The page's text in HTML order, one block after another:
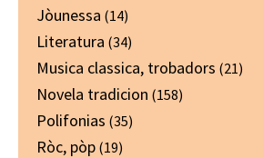
Jòunessa (14)
Literatura (34)
Musica classica, trobadors (21)
Novela tradicion (158)
Polifonias (35)
Ròc, pòp (19)